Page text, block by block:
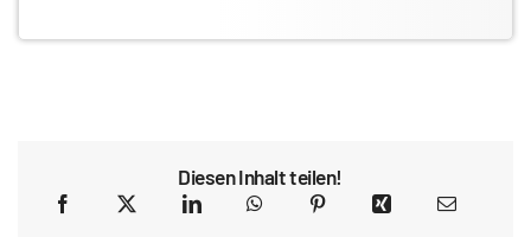
Diesen Inhalt teilen!